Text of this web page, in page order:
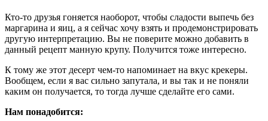
Кто-то друзья гоняется наоборот, чтобы сладости выпечь без
маргарина и яиц, а я сейчас хочу взять и продемонстрировать
другую интерпретацию. Вы не поверите можно добавить в
данный рецепт манную крупу. Получится тоже интересно.
К тому же этот десерт чем-то напоминает на вкус крекеры.
Вообщем, если я вас сильно запутала, и вы так и не поняли
каким он получается, то тогда лучше сделайте его сами.
Нам понадобится: